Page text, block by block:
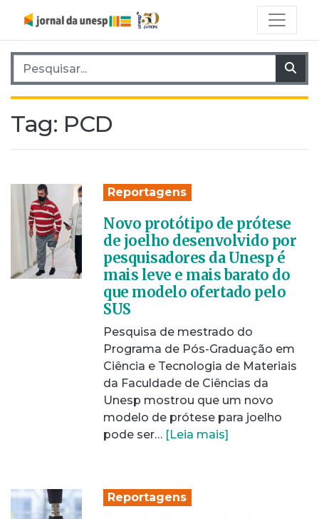
Pesquisar por:
Tag: PCD
Reportagens
Novo protótipo de prótese
de joelho desenvolvido por
pesquisadores da Unesp é
mais leve e mais barato do
que modelo ofertado pelo
SUS
Pesquisa de mestrado do
Programa de Pós-Graduação em
Ciência e Tecnologia de Materiais
da Faculdade de Ciências da
Unesp mostrou que um novo
modelo de prótese para joelho
pode ser… [Leia mais]
Reportagens